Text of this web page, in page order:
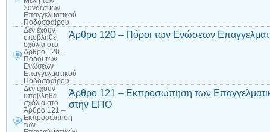
Συνδέσμων
Επαγγελματικού
Ποδοσφαίρου
Δεν έχουν
υποβληθεί
σχόλια στο
Άρθρο 120 –
Πόροι των
Ενώσεων
Επαγγελματικού
Ποδοσφαίρου
Άρθρο 120 – Πόροι των Ενώσεων
Δεν έχουν
υποβληθεί
σχόλια στο
Άρθρο 121 –
Εκπροσώπηση
των
Άρθρο 121 – Εκπροσώπηση των
στην ΕΠΟ